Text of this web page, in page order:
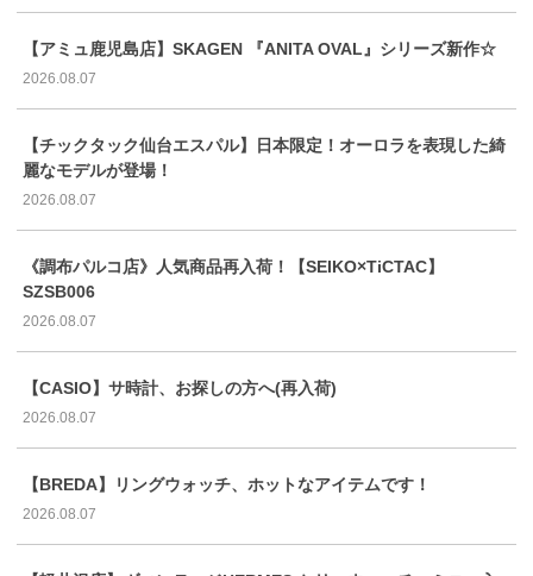
【アミュ鹿児島店】SKAGEN 『ANITA OVAL』シリーズ新作☆
2026.08.07
【チックタック仙台エスパル】日本限定！オーロラを表現した綺
麗なモデルが登場！
2026.08.07
《調布パルコ店》人気商品再入荷！【SEIKO×TiCTAC】
SZSB006
2026.08.07
【CASIO】サ時計、お探しの方へ(再入荷)
2026.08.07
【BREDA】リングウォッチ、ホットなアイテムです！
2026.08.07